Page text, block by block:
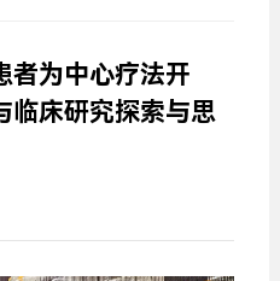
者为中心疗法开
临床研究探索与思